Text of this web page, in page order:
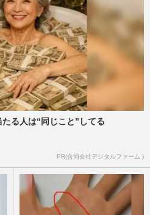
年ぶりにドコモCMに出演し
される“元清純派”広末涼子「ポ
の方が強烈」
2026/2/20
害者と示談成立でオファー殺
反応が怖い」ファンクラ
”で進まぬ復帰
1月20日・27日号 2026/1/13
走行速度「185キロ」まさか
議にツッコミ殺到
2025/11/14
たる人は“同じこと”してる
PR(合同会社デジタルファーム )